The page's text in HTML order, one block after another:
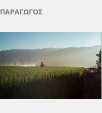
ΠΑΡΑΓΩΓΟΣ